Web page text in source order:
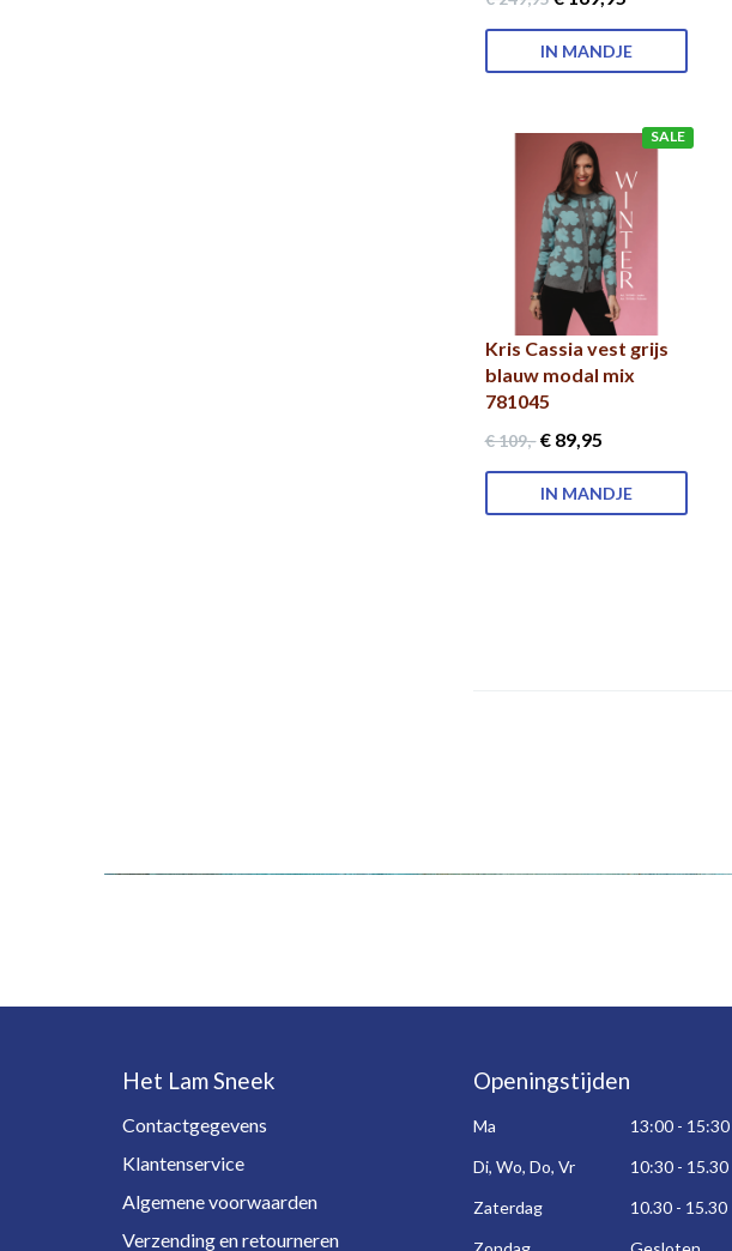
IN MANDJE
SALE
Kris Cassia vest grijs
blauw modal mix
781045
€ 109,-€ 89,95
IN MANDJE
Het Lam Sneek
Contactgegevens
Klantenservice
Algemene voorwaarden
Verzending en retourneren
Openingstijden
Ma 13:00 - 15:30
Di, Wo, Do, Vr
10:30 - 15.30
Zaterdag
10.30 - 15.30